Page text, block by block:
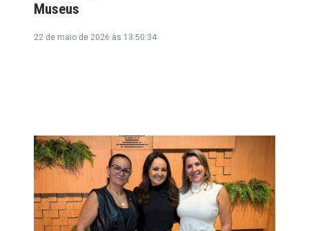
Museus
22 de maio de 2026 às 13:50:34